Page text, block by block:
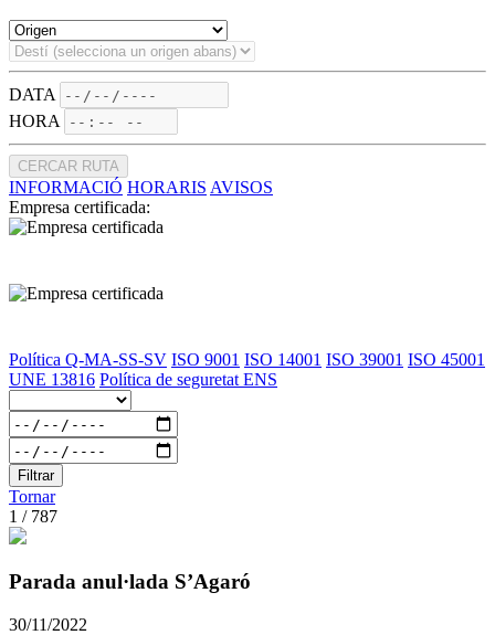
DATA
HORA
CERCAR RUTA
INFORMACIÓ HORARIS AVISOS
Empresa certificada:
Política Q-MA-SS-SV ISO 9001 ISO 14001 ISO 39001 ISO 45001
UNE 13816 Política de seguretat ENS
Filtrar
Tornar
1 / 787
Parada anul·lada S’Agaró
30/11/2022